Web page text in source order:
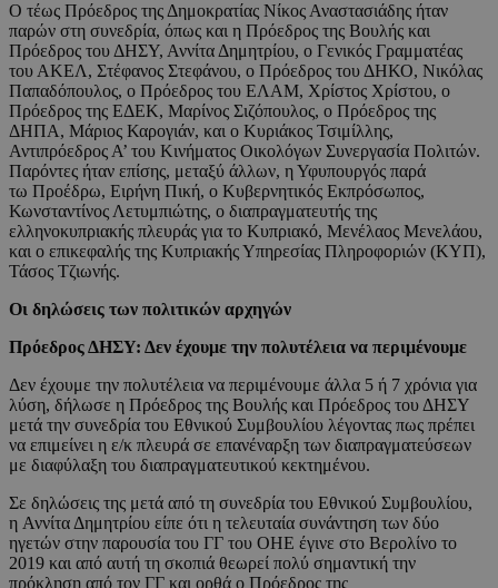
Ο τέως Πρόεδρος της Δημοκρατίας Νίκος Αναστασιάδης ήταν
παρών στη συνεδρία, όπως και η Πρόεδρος της Βουλής και
Πρόεδρος του ΔΗΣΥ, Αννίτα Δημητρίου, ο Γενικός Γραμματέας
του ΑΚΕΛ, Στέφανος Στεφάνου, ο Πρόεδρος του ΔΗΚΟ, Νικόλας
Παπαδόπουλος, ο Πρόεδρος του ΕΛΑΜ, Χρίστος Χρίστου, ο
Πρόεδρος της ΕΔΕΚ, Μαρίνος Σιζόπουλος, ο Πρόεδρος της
ΔΗΠΑ, Μάριος Καρογιάν, και ο Κυριάκος Τσιμίλλης,
Αντιπρόεδρος Α’ του Κινήματος Οικολόγων Συνεργασία Πολιτών.
Παρόντες ήταν επίσης, μεταξύ άλλων, η Υφυπουργός παρά
τω Προέδρω, Ειρήνη Πική, ο Κυβερνητικός Εκπρόσωπος,
Κωνσταντίνος Λετυμπιώτης, ο διαπραγματευτής της
ελληνοκυπριακής πλευράς για το Κυπριακό, Μενέλαος Μενελάου,
και ο επικεφαλής της Κυπριακής Υπηρεσίας Πληροφοριών (ΚΥΠ),
Τάσος Τζιωνής.
Οι δηλώσεις των πολιτικών αρχηγών
Πρόεδρος ΔΗΣΥ: Δεν έχουμε την πολυτέλεια να περιμένουμε
Δεν έχουμε την πολυτέλεια να περιμένουμε άλλα 5 ή 7 χρόνια για
λύση, δήλωσε η Πρόεδρος της Βουλής και Πρόεδρος του ΔΗΣΥ
μετά την συνεδρία του Εθνικού Συμβουλίου λέγοντας πως πρέπει
να επιμείνει η ε/κ πλευρά σε επανέναρξη των διαπραγματεύσεων
με διαφύλαξη του διαπραγματευτικού κεκτημένου.
Σε δηλώσεις της μετά από τη συνεδρία του Εθνικού Συμβουλίου,
η Αννίτα Δημητρίου είπε ότι η τελευταία συνάντηση των δύο
ηγετών στην παρουσία του ΓΓ του ΟΗΕ έγινε στο Βερολίνο το
2019 και από αυτή τη σκοπιά θεωρεί πολύ σημαντική την
πρόκληση από τον ΓΓ και ορθά ο Πρόεδρος της